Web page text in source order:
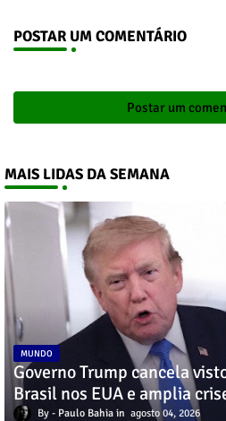
POSTAR UM COMENTÁRIO
Postar um
MAIS LIDAS DA SEMANA
MUNDO
Governo Trump cancela
Brasil nos EUA e amplia
Paulo Bahia agosto 04, 2026